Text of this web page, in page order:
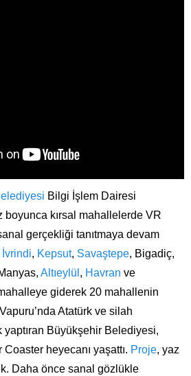
Bilgi İşlem Dairesi
boyunca kırsal mahallelerde VR
gerçekliği tanıtmaya devam
İvrindi, Kepsut, Savaştepe, Bigadiç,
Altıeylül , Havran ve
mahalleye giderek 20 mahallenin
Atatürk ve silah
yaptıran Büyükşehir Belediyesi,
heyecanı yaşattı. Proje, yaz
Daha önce sanal gözlükle